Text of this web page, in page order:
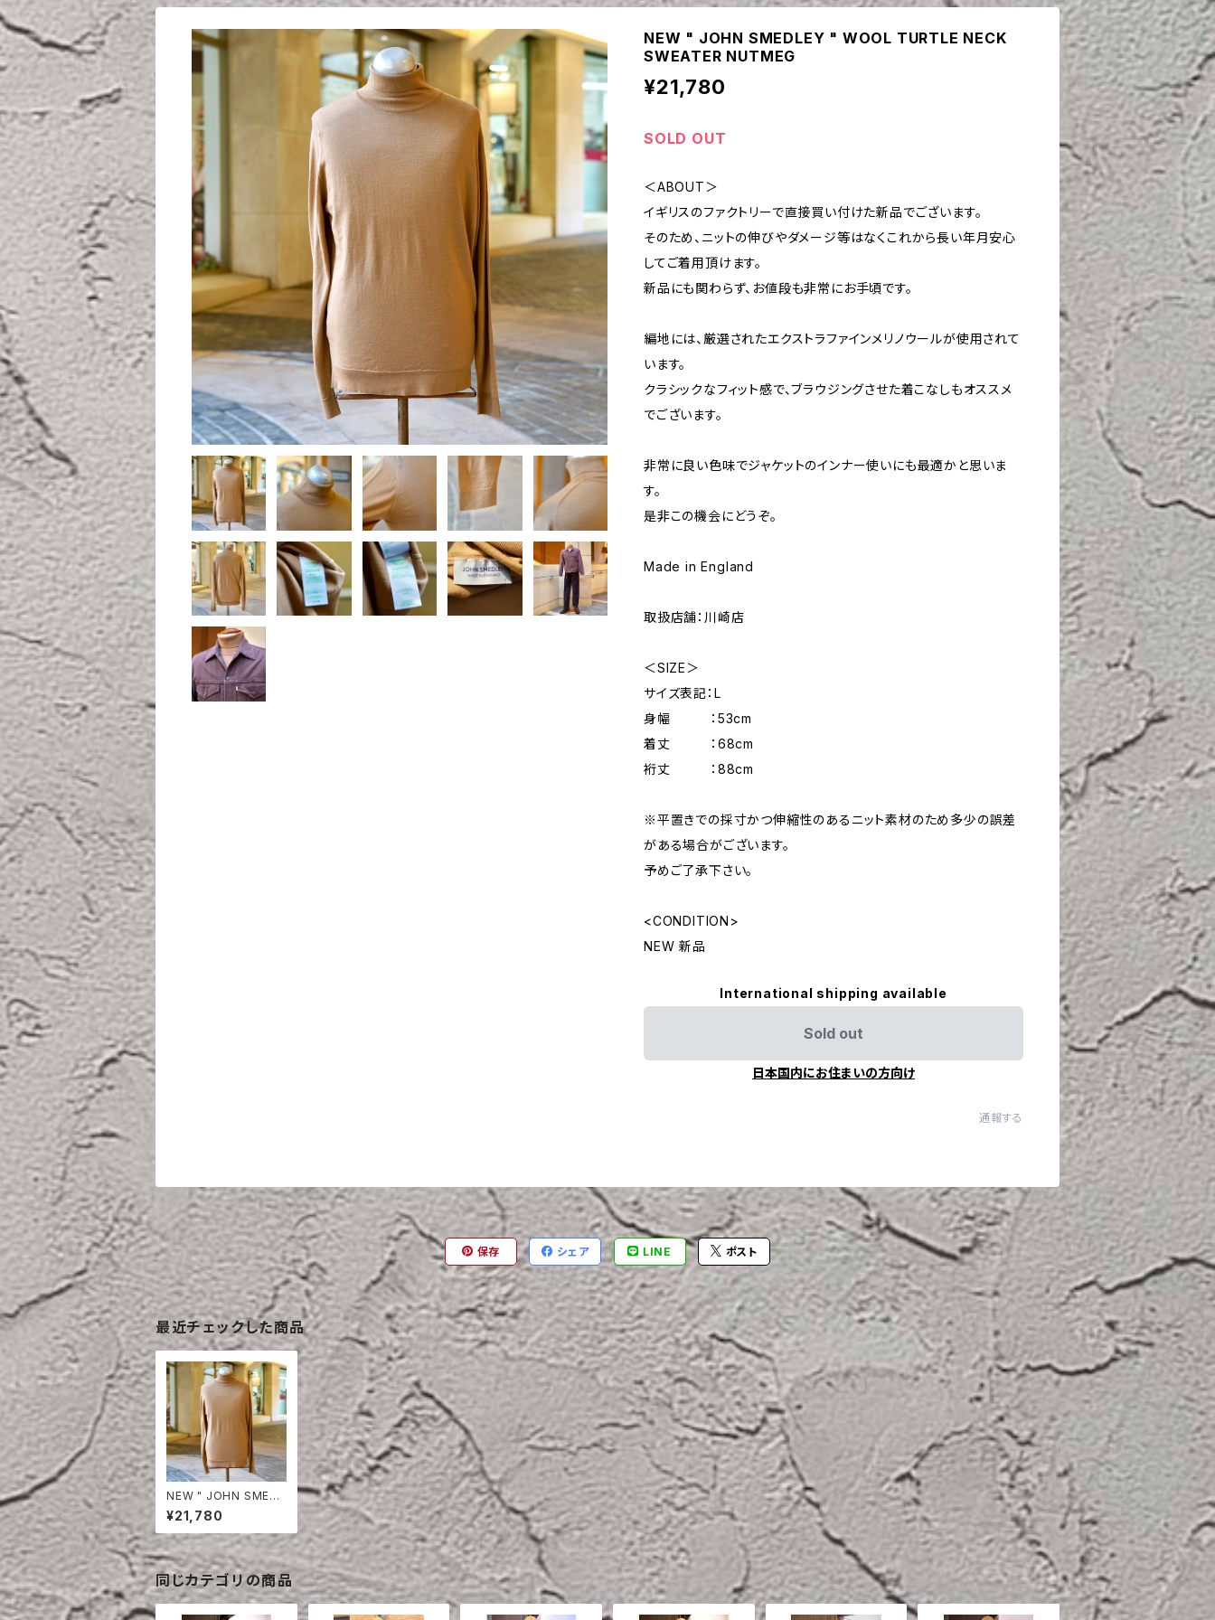
NEW " JOHN SMEDLEY " WOOL TURTLE NECK
SWEATER NUTMEG
¥21,780
SOLD OUT
＜ABOUT＞
イギリスのファクトリーで直接買い付けた新品でございます。
そのため、ニットの伸びやダメージ等はなくこれから長い年月安心
してご着用頂けます。
新品にも関わらず、お値段も非常にお手頃です。
編地には、厳選されたエクストラファインメリノウールが使用されて
います。
クラシックなフィット感で、ブラウジングさせた着こなしもオススメ
でございます。
非常に良い色味でジャケットのインナー使いにも最適かと思いま
す。
是非この機会にどうぞ。
Made in England
取扱店舗：川崎店
＜SIZE＞
サイズ表記：L
身幅 ：53cm
着丈 ：68cm
裄丈 ：88cm
※平置きでの採寸かつ伸縮性のあるニット素材のため多少の誤差
がある場合がございます。
予めご了承下さい。
<CONDITION>
NEW 新品
International shipping available
Sold out
日本国内にお住まいの方向け
通報する
保存 シェア LINE ポスト
最近チェックした商品
NEW " JOHN SMEDL
EY " WOOL TURTLE
NECK SWEATER NU
TMEG
¥21,780
同じカテゴリの商品